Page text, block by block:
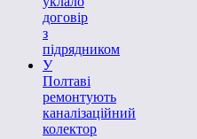
договір
з
підрядником
У
Полтаві
ремонтують
каналізаційний
колектор